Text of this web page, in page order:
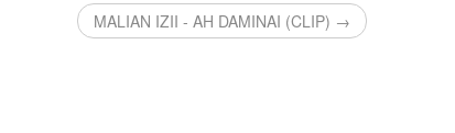
MALIAN IZII - AH DAMINAI (CLIP) →